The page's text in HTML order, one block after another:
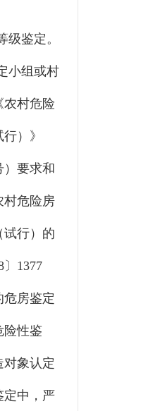
级鉴定。
小组或村
农村危险
）》
）要求和
村危险房
试行）的
1377
房鉴定
险性鉴
对象认定
定中，严